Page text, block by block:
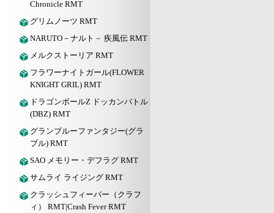
Chronicle RMT
グリムノーツ RMT
NARUTO－ナルト－ 疾風伝 RMT
メルクストーリア RMT
フラワーナイトガール(FLOWER
KNIGHT GRIL) RMT
ドラゴンボールZ ドッカンバトル
(DBZ) RMT
グランブルーファンタジー(グラ
ブル) RMT
SAO メモリー・デフラグ RMT
サムライ ライジング RMT
クラッシュフィーバー（クラフ
ィ） RMT|Crash Fever RMT